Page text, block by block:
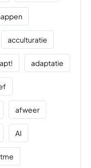
acculturatie
adaptatie
afweer
AI